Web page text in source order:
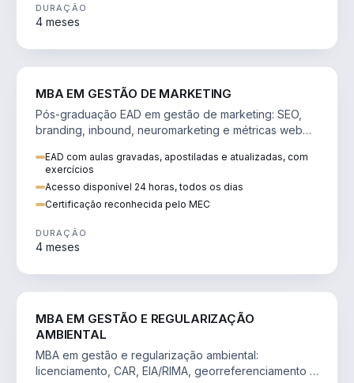
DURAÇÃO
4 meses
MBA EM GESTÃO DE MARKETING
Pós-graduação EAD em gestão de marketing: SEO,
branding, inbound, neuromarketing e métricas web
EAD com aulas gravadas, apostiladas e atualizadas, com
exercícios
Acesso disponível 24 horas, todos os dias
Certificação reconhecida pelo MEC
DURAÇÃO
4 meses
MBA EM GESTÃO E REGULARIZAÇÃO
AMBIENTAL
MBA em gestão e regularização ambiental:
licenciamento, CAR, EIA/RIMA, georreferenciamento e